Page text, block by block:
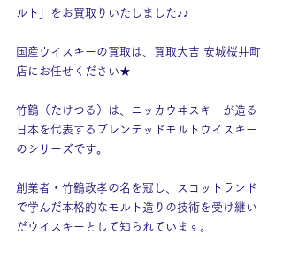
ルト」をお買取りいたしました♪♪
国産ウイスキーの買取は、買取大吉 安城桜井町
店にお任せください★
竹鶴（たけつる）は、ニッカウヰスキーが造る
日本を代表するブレンデッドモルトウイスキー
のシリーズです。
創業者・竹鶴政孝の名を冠し、スコットランド
で学んだ本格的なモルト造りの技術を受け継い
だウイスキーとして知られています。